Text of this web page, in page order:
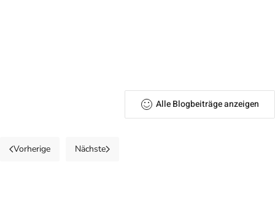
Alle Blogbeiträge anzeigen
Vorherige Nächste